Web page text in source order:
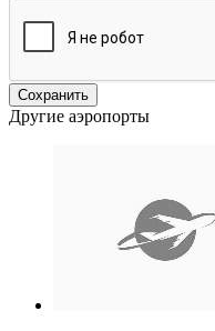
Другие аэропорты